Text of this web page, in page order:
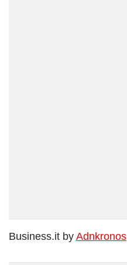
Business.it by Adnkronos